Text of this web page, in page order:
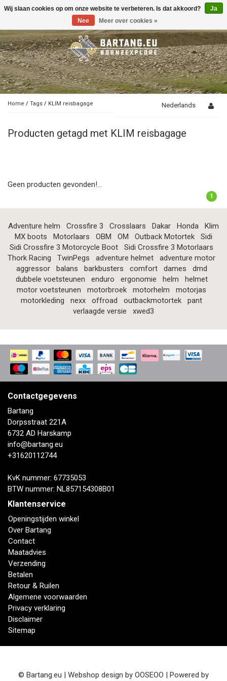
Toggle
Home / Tags / KLIM reisbagage Nederlands
Producten getagd met KLIM reisbagage
Geen producten gevonden!...
1
Adventure helm Crossfire 3 Crosslaars Dakar Honda
Klim
MX boots
Motorlaars OBM OM Outback Motortek
Sidi
Sidi Crossfire 3 Motorcycle Boot
Sidi Crossfire 3 Motorlaars
Thork Racing
TwinPegs adventure helmet
adventure motor
aggressor
balans barkbusters comfort dames
dmd
dubbele voetsteunen
enduro ergonomie helm
helmet
motor voetsteunen
motorbroek motorhelm
motorjas
motorkleding
nexx offroad outbackmotortek
pant
verlaagde versie
xwed3
Contactgegevens
Bartang
Dorpsstraat 221A
6732 AD Harskamp
info@bartang.eu
+31620112744
KvK nummer: 67735053
BTW nummer: NL857154308B01
Klantenservice
Openingstijden winkel
Over Bartang
Contact
Maatadvies
Verzending
Betalen
Retour & Ruilen
Algemene voorwaarden
Privacy verklaring
Disclaimer
Sitemap
© Bartang.eu | Webshop design by OOSEOO | Powered by
Wij slaan cookies op om onze website te verbeteren. Is dat akkoord?
Ja
Nee
Meer over cookies »